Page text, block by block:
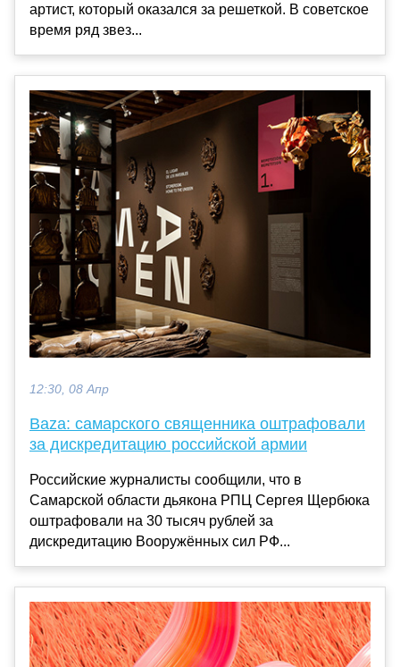
артист, который оказался за решеткой. В советское
время ряд звез...
12:30, 08 Апр
Baza: самарского священника оштрафовали
за дискредитацию российской армии
Российские журналисты сообщили, что в
Самарской области дьякона РПЦ Сергея Щербюка
оштрафовали на 30 тысяч рублей за
дискредитацию Вооружённых сил РФ...